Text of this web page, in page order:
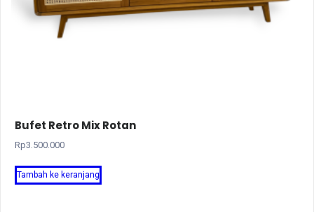
Bufet Retro Mix Rotan
Rp3.500.000
Tambah ke keranjang